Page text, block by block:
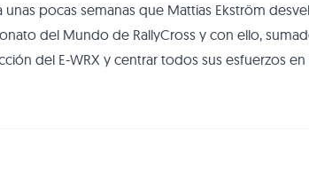
unas pocas semanas que Mattias Ekström
del Mundo de RallyCross y con ello,
del E-WRX y centrar todos sus esfuerzos